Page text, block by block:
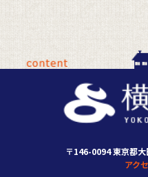
〒146-0094 東京都
アク